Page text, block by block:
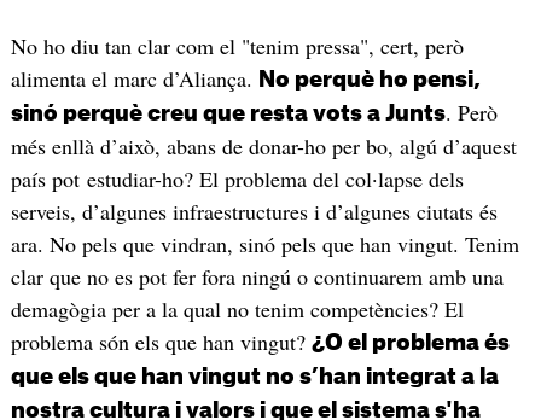
No ho diu tan clar com el "tenim pressa", cert, però
alimenta el marc d’Aliança.
No perquè ho pensi,
sinó perquè creu que resta vots a Junts. Però
més enllà d’això, abans de donar-ho per bo, algú d’aquest
país pot estudiar-ho? El problema del col·lapse dels
serveis, d’algunes infraestructures i d’algunes ciutats és
ara. No pels que vindran, sinó pels que han vingut. Tenim
clar que no es pot fer fora ningú o continuarem amb una
demagògia per a la qual no tenim competències? El
problema són els que han vingut? ¿O el problema és
que els que han vingut no s’han integrat a la
nostra cultura i valors i que el sistema s'ha